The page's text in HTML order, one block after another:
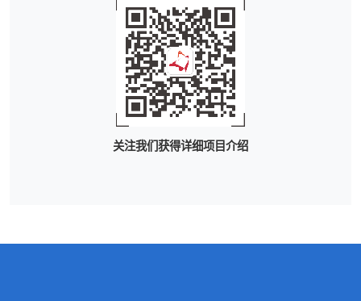
关注我们获得详细项目介绍